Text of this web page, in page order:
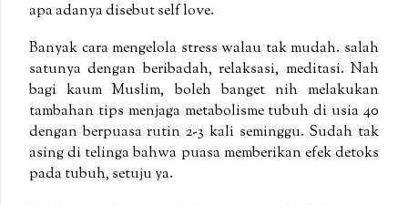
apa adanya disebut self love.
Banyak cara mengelola stress walau tak mudah. salah
satunya dengan beribadah, relaksasi, meditasi. Nah
bagi kaum Muslim, boleh banget nih melakukan
tambahan tips menjaga metabolisme tubuh di usia 40
dengan berpuasa rutin 2-3 kali seminggu. Sudah tak
asing di telinga bahwa puasa memberikan efek detoks
pada tubuh, setuju ya.